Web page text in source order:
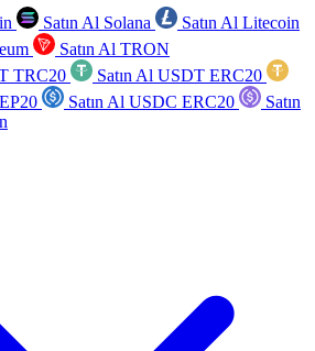
Satın Al Solana
Satın Al Litecoin
Satın Al TRON
TRC20
Satın Al USDT ERC20
Satın Al USDC ERC20
Satın